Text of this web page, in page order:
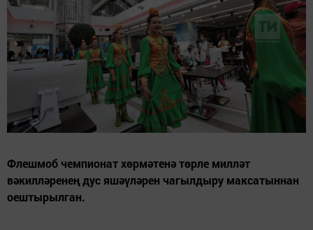
Флешмоб чемпионат хөрмәтенә төрле милләт
вәкилләренең дус яшәүләрен чагылдыру максатыннан
оештырылган.